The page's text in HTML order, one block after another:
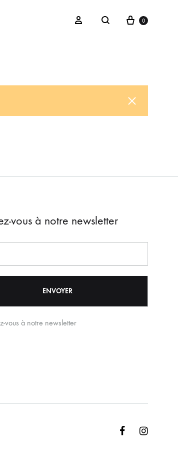
Sign in
Search
Cart
0
vous à notre newsletter
vous à notre newsletter
Facebook